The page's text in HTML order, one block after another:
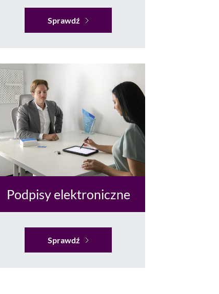
Sprawdź
Podpisy elektroniczne
Sprawdź